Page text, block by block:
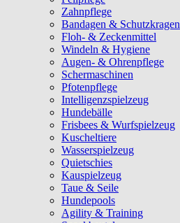
Zahnpflege
Bandagen & Schutzkragen
Floh- & Zeckenmittel
Windeln & Hygiene
Augen- & Ohrenpflege
Schermaschinen
Pfotenpflege
Intelligenzspielzeug
Hundebälle
Frisbees & Wurfspielzeug
Kuscheltiere
Wasserspielzeug
Quietschies
Kauspielzeug
Taue & Seile
Hundepools
Agility & Training